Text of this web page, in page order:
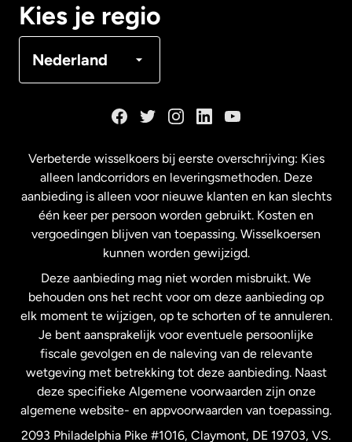
Kies je regio
Nederland
Maleisië
Nederland
Nieuw-Zeeland
Spanje
Verenigd Koninkrijk
Verenigde Staten English
Verbeterde wisselkoers bij eerste overschrijving: Kies
alleen landcorridors en leveringsmethoden. Deze
aanbieding is alleen voor nieuwe klanten en kan slechts
één keer per persoon worden gebruikt. Kosten en
vergoedingen blijven van toepassing. Wisselkoersen
kunnen worden gewijzigd.
Deze aanbieding mag niet worden misbruikt. We
behouden ons het recht voor om deze aanbieding op
elk moment te wijzigen, op te schorten of te annuleren.
Je bent aansprakelijk voor eventuele persoonlijke
fiscale gevolgen en de naleving van de relevante
wetgeving met betrekking tot deze aanbieding. Naast
deze specifieke Algemene voorwaarden zijn onze
algemene website- en appvoorwaarden van toepassing.
2093 Philadelphia Pike #1016, Claymont, DE 19703, VS.